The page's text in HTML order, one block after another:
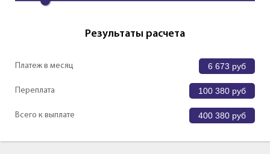
Результаты расчета
Платеж в месяц 6 673 руб
Переплата 100 380 руб
Всего к выплате 400 380 руб